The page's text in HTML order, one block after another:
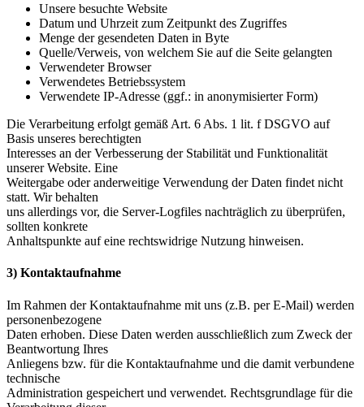
Unsere besuchte Website
Datum und Uhrzeit zum Zeitpunkt des Zugriffes
Menge der gesendeten Daten in Byte
Quelle/Verweis, von welchem Sie auf die Seite gelangten
Verwendeter Browser
Verwendetes Betriebssystem
Verwendete IP-Adresse (ggf.: in anonymisierter Form)
Die Verarbeitung erfolgt gemäß Art. 6 Abs. 1 lit. f DSGVO auf
Basis unseres berechtigten
Interesses an der Verbesserung der Stabilität und Funktionalität
unserer Website. Eine
Weitergabe oder anderweitige Verwendung der Daten findet nicht
statt. Wir behalten
uns allerdings vor, die Server-Logfiles nachträglich zu überprüfen,
sollten konkrete
Anhaltspunkte auf eine rechtswidrige Nutzung hinweisen.
3) Kontaktaufnahme
Im Rahmen der Kontaktaufnahme mit uns (z.B. per E-Mail) werden
personenbezogene
Daten erhoben. Diese Daten werden ausschließlich zum Zweck der
Beantwortung Ihres
Anliegens bzw. für die Kontaktaufnahme und die damit verbundene
technische
Administration gespeichert und verwendet. Rechtsgrundlage für die